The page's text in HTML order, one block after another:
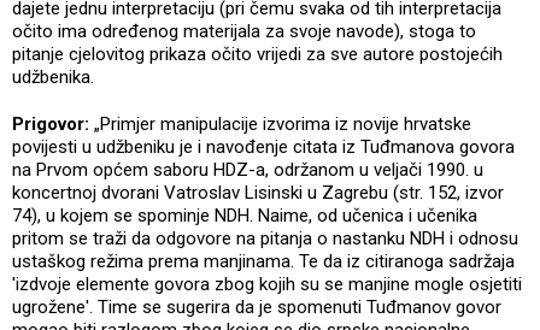
dajete jednu interpretaciju (pri čemu svaka od tih interpretacija
očito ima određenog materijala za svoje navode), stoga to
pitanje cjelovitog prikaza očito vrijedi za sve autore postojećih
udžbenika.
Prigovor: „Primjer manipulacije izvorima iz novije hrvatske
povijesti u udžbeniku je i navođenje citata iz Tuđmanova govora
na Prvom općem saboru HDZ-a, održanom u veljači 1990. u
koncertnoj dvorani Vatroslav Lisinski u Zagrebu (str. 152, izvor
74), u kojem se spominje NDH. Naime, od učenica i učenika
pritom se traži da odgovore na pitanja o nastanku NDH i odnosu
ustaškog režima prema manjinama. Te da iz citiranoga sadržaja
'izdvoje elemente govora zbog kojih su se manjine mogle osjetiti
ugrožene'. Time se sugerira da je spomenuti Tuđmanov govor